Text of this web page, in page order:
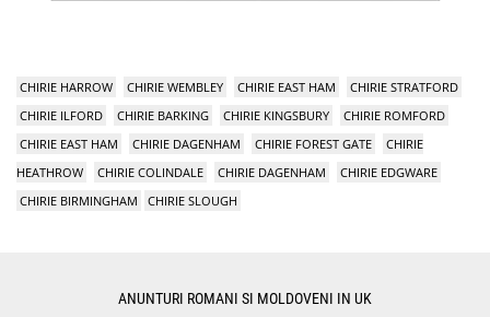
CHIRIE HARROW CHIRIE WEMBLEY CHIRIE EAST HAM
CHIRIE STRATFORD
CHIRIE ILFORD
CHIRIE BARKING CHIRIE KINGSBURY
CHIRIE ROMFORD
CHIRIE EAST HAM
CHIRIE DAGENHAM CHIRIE FOREST GATE
CHIRIE
HEATHROW
CHIRIE COLINDALE CHIRIE DAGENHAM
CHIRIE EDGWARE
CHIRIE BIRMINGHAM
CHIRIE SLOUGH
ANUNTURI ROMANI SI MOLDOVENI IN UK